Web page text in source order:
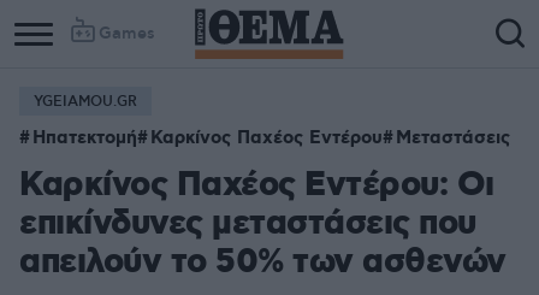
Games
YGEIAMOU.GR
Ηπατεκτομή Καρκίνος Παχέος Εντέρου Μεταστάσεις
Καρκίνος Παχέος Εντέρου: Οι
επικίνδυνες μεταστάσεις που
απειλούν το 50% των ασθενών